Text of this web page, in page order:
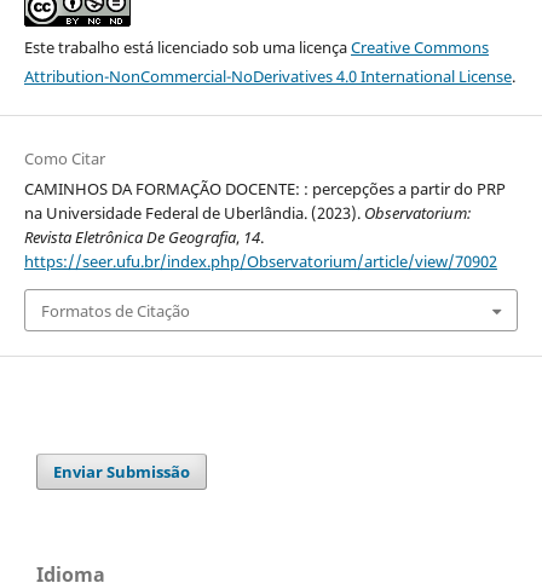
Este trabalho está licenciado sob uma licençaCreative Commons
Attribution-NonCommercial-NoDerivatives 4.0 International License.
Como Citar
CAMINHOS DA FORMAÇÃO DOCENTE: : percepções a partir do PRP
na Universidade Federal de Uberlândia. (2023). Observatorium:
Revista Eletrônica De Geografia, 14.
https://seer.ufu.br/index.php/Observatorium/article/view/70902
Formatos de Citação
Enviar Submissão
Idioma